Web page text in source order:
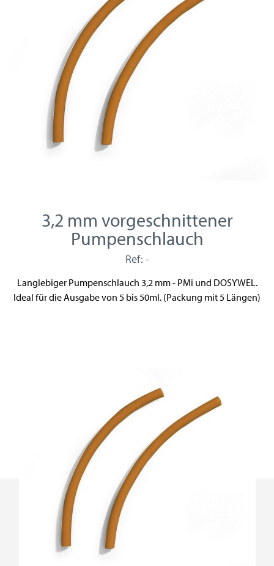
3,2 mm vorgeschnittener
Pumpenschlauch
Ref: -
Langlebiger Pumpenschlauch 3,2 mm - PMi und DOSYWEL.
Ideal für die Ausgabe von 5 bis 50ml. (Packung mit 5 Längen)